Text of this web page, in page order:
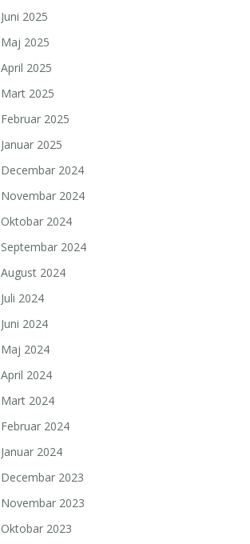
Juni 2025
Maj 2025
April 2025
Mart 2025
Februar 2025
Januar 2025
Decembar 2024
Novembar 2024
Oktobar 2024
Septembar 2024
August 2024
Juli 2024
Juni 2024
Maj 2024
April 2024
Mart 2024
Februar 2024
Januar 2024
Decembar 2023
Novembar 2023
Oktobar 2023